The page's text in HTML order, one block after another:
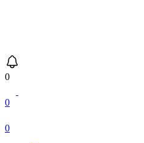
0
0
0